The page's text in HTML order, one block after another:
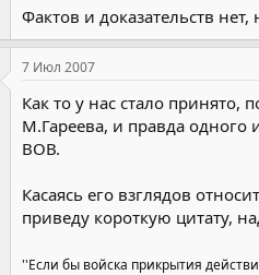
Фактов и доказательств
7 Июл 2007
Как то у нас стало
М.Гареева, и правда одного
ВОВ.
Касаясь его взглядов
приведу короткую цитату,
''Если бы войска прикрытия